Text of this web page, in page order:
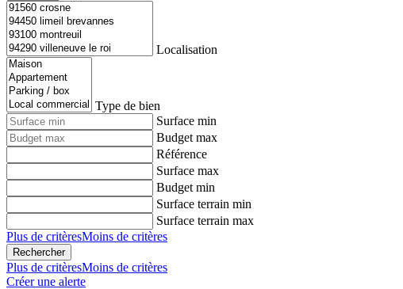
Localisation
Type de bien
Surface min
Budget max
Référence
Surface max
Budget min
Surface terrain min
Surface terrain max
Plus de critèresMoins de critères
Plus de critèresMoins de critères
Créer une alerte